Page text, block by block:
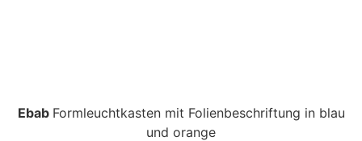
Ebab Formleuchtkasten mit Folienbeschriftung in blau
und orange